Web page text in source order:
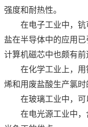
强度和耐热性。
在电子工业中，钪
盐在半导体中的应用
计算机磁芯中也颇有前
在化学工业上，用
烯和用废盐酸生产氯时
在玻璃工业中，可
在电光源工业中，